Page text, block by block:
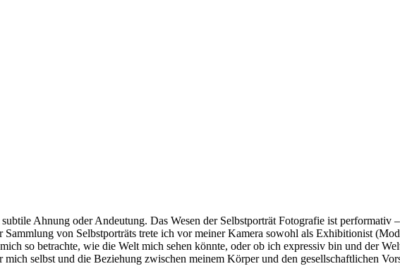
Ahnung oder Andeutung. Das Wesen der Selbstporträt Fotografie ist performativ
Sammlung von Selbstporträts trete ich vor meiner Kamera sowohl als Exhibitionist
so betrachte, wie die Welt mich sehen könnte, oder ob ich expressiv bin und der
mich selbst und die Beziehung zwischen meinem Körper und den gesellschaftlichen